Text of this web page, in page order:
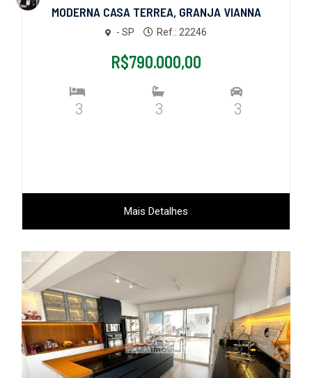
MODERNA CASA TERREA, GRANJA VIANNA
- SP Ref.: 22246
R$790.000,00
3 3 3
Mais Detalhes